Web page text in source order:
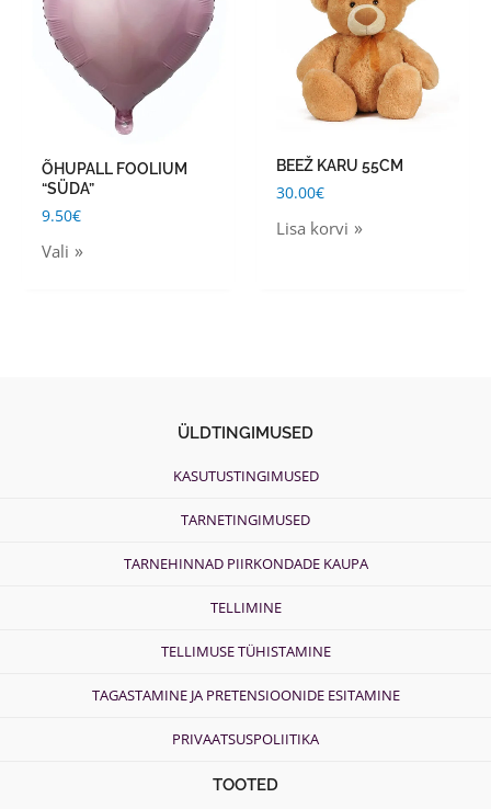
ÕHUPALL FOOLIUM
“SÜDA”
9.50€
Vali
multiple
variants.
The
options
be
BEEŽ KARU 55CM
30.00€
Lisa korvi
ÜLDTINGIMUSED
KASUTUSTINGIMUSED
TARNETINGIMUSED
TARNEHINNAD PIIRKONDADE KAUPA
TELLIMINE
TELLIMUSE TÜHISTAMINE
TAGASTAMINE JA PRETENSIOONIDE ESITAMINE
PRIVAATSUSPOLIITIKA
TOOTED